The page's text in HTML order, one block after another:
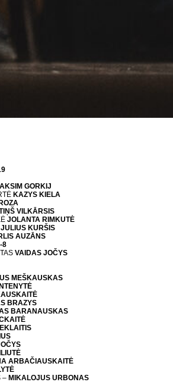
GORKIJ
KAZYS KIELA
VILKĀRSIS
JOLANTA RIMKUTĖ
JULIUS KURŠIS
AUZĀNS
-8
VAIDAS JOČYS
MEŠKAUSKAS
BRAZYS
BARANAUSKAS
ARBAČIAUSKAITĖ
– MIKALOJUS URBONAS